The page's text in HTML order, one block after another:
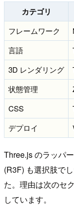
カテゴリ
フレームワーク
言語
3D レンダリング
状態管理
CSS
デプロイ
Three.js のラッパ
(R3F) も選択肢で
た。理由は次のセ
しています。